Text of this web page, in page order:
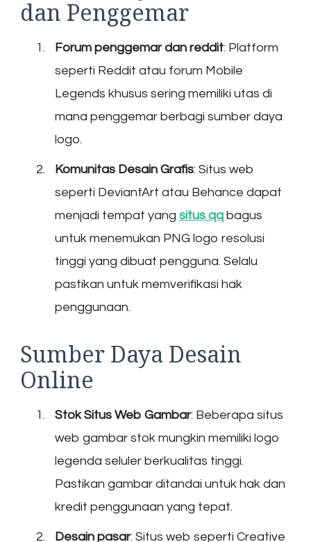
dan Penggemar
Forum penggemar dan reddit: Platform
seperti Reddit atau forum Mobile
Legends khusus sering memiliki utas di
mana penggemar berbagi sumber daya
logo.
Komunitas Desain Grafis: Situs web
seperti DeviantArt atau Behance dapat
menjadi tempat yang situs qq bagus
untuk menemukan PNG logo resolusi
tinggi yang dibuat pengguna. Selalu
pastikan untuk memverifikasi hak
penggunaan.
Sumber Daya Desain
Online
Stok Situs Web Gambar: Beberapa situs
web gambar stok mungkin memiliki logo
legenda seluler berkualitas tinggi.
Pastikan gambar ditandai untuk hak dan
kredit penggunaan yang tepat.
Desain pasar: Situs web seperti Creative